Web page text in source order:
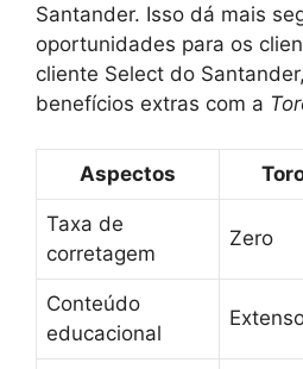
Santander. Isso dá mais
oportunidades para os
cliente Select do
benefícios extras com a
Aspectos
Taxa de
corretagem
Zero
Conteúdo
educacional